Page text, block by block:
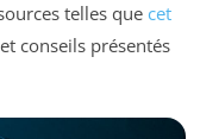
telles que cet
conseils présentés